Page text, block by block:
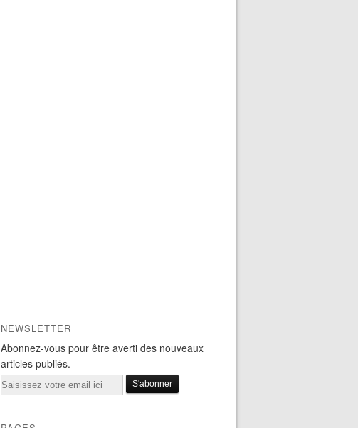
NEWSLETTER
Abonnez-vous pour être averti des nouveaux
articles publiés.
Email